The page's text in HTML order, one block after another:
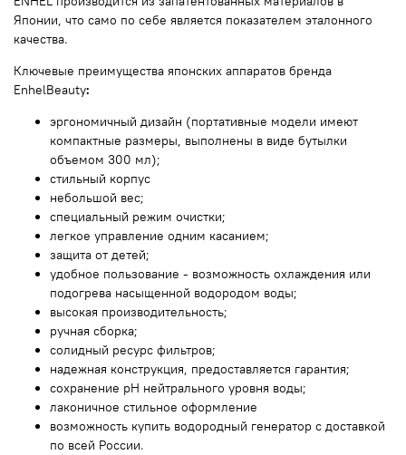
Японии, что само по себе является показателем эталонного
качества.
Ключевые преимущества японских аппаратов бренда
EnhelBeauty:
эргономичный дизайн (портативные модели имеют
компактные размеры, выполнены в виде бутылки
объемом 300 мл);
стильный корпус
небольшой вес;
специальный режим очистки;
легкое управление одним касанием;
защита от детей;
удобное пользование - возможность охлаждения или
подогрева насыщенной водородом воды;
высокая производительность;
ручная сборка;
солидный ресурс фильтров;
надежная конструкция, предоставляется гарантия;
сохранение pH нейтрального уровня воды;
лаконичное стильное оформление
возможность купить водородный генератор с доставкой
по всей России.